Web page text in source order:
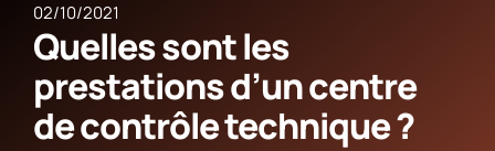
02/10/2021
Quelles sont les
prestations d’un centre
de contrôle technique ?